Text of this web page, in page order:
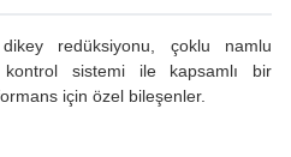
redüksiyonu, çoklu namlu
kontrol sistemi ile kapsamlı bir
için özel bileşenler.